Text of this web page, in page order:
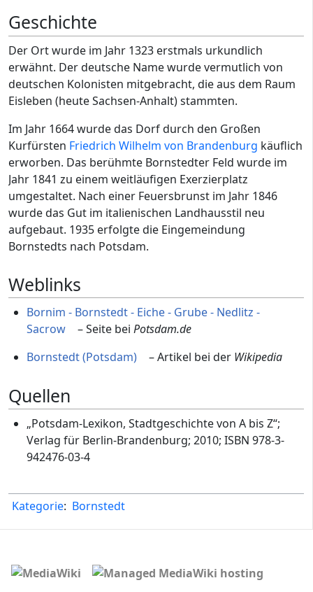
Geschichte
Der Ort wurde im Jahr 1323 erstmals urkundlich
erwähnt. Der deutsche Name wurde vermutlich von
deutschen Kolonisten mitgebracht, die aus dem Raum
Eisleben (heute Sachsen-Anhalt) stammten.
Im Jahr 1664 wurde das Dorf durch den Großen
Kurfürsten Friedrich Wilhelm von Brandenburg käuflich
erworben. Das berühmte Bornstedter Feld wurde im
Jahr 1841 zu einem weitläufigen Exerzierplatz
umgestaltet. Nach einer Feuersbrunst im Jahr 1846
wurde das Gut im italienischen Landhausstil neu
aufgebaut. 1935 erfolgte die Eingemeindung
Bornstedts nach Potsdam.
Weblinks
Bornim - Bornstedt - Eiche - Grube - Nedlitz -
Sacrow
– Seite bei Potsdam.de
Bornstedt (Potsdam)
– Artikel bei der Wikipedia
Quellen
„Potsdam-Lexikon, Stadtgeschichte von A bis Z“;
Verlag für Berlin-Brandenburg; 2010; ISBN 978-3-
942476-03-4
Kategorie: Bornstedt